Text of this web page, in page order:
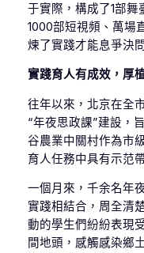
于實際，構成了1部舞
1000部短視頻、萬場
煉了實踐才能息爭決
實踐育人有成效，厚
往年以來，北京在全
“年夜思政課”建設，
谷農業中關村作為市
育人任務中具有示范
一個月來，千余名年
實踐相結合，周全清
動的學生們紛紛表現
間地頭，感觸感染鄉